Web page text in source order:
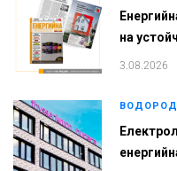
на
3.08.2026
ВОДОРОД